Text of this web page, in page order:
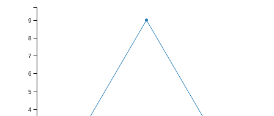
4
5
6
7
8
9